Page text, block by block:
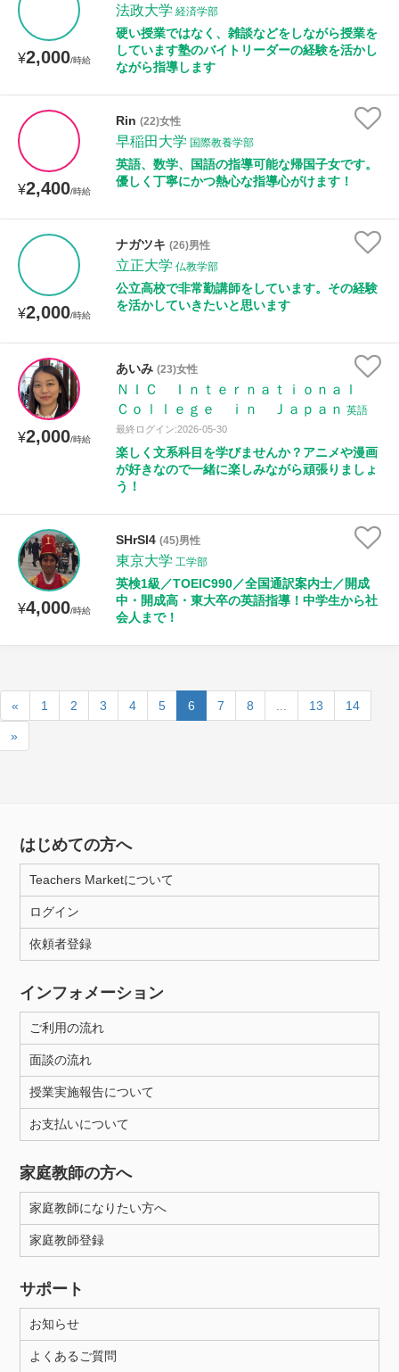
¥2,000/時給
法政大学 経済学部
硬い授業ではなく、雑談などをしながら授業を
しています塾のバイトリーダーの経験を活かし
ながら指導します
¥2,400/時給
Rin (22)女性
早稲田大学 国際教養学部
英語、数学、国語の指導可能な帰国子女です。
優しく丁寧にかつ熱心な指導心がけます！
¥2,000/時給
ナガツキ (26)男性
立正大学 仏教学部
公立高校で非常勤講師をしています。その経験
を活かしていきたいと思います
¥2,000/時給
あいみ (23)女性
ＮＩＣ Ｉｎｔｅｒｎａｔｉｏｎａｌ
Ｃｏｌｌｅｇｅ ｉｎ Ｊａｐａｎ 英語
最終ログイン:2026-05-30
楽しく文系科目を学びませんか？アニメや漫画
が好きなので一緒に楽しみながら頑張りましょ
う！
¥4,000/時給
SHrSI4 (45)男性
東京大学 工学部
英検1級／TOEIC990／全国通訳案内士／開成
中・開成高・東大卒の英語指導！中学生から社
会人まで！
« 1 2 3 4 5 6 7 8 13 14
»
はじめての方へ
Teachers Marketについて
ログイン
依頼者登録
インフォメーション
ご利用の流れ
面談の流れ
授業実施報告について
お支払いについて
家庭教師の方へ
家庭教師になりたい方へ
家庭教師登録
サポート
お知らせ
よくあるご質問